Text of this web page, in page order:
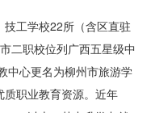
工学校22所（含区直驻
二职校位列广西五星级中
中心更名为柳州市旅游学
职业教育资源。近年